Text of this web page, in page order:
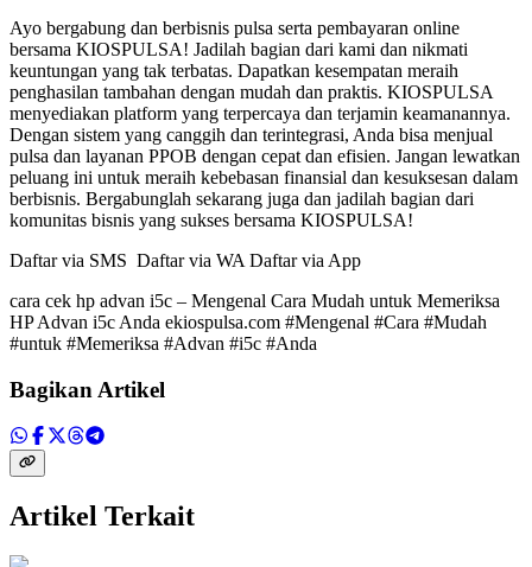
Ayo bergabung dan berbisnis pulsa serta pembayaran online
bersama KIOSPULSA! Jadilah bagian dari kami dan nikmati
keuntungan yang tak terbatas. Dapatkan kesempatan meraih
penghasilan tambahan dengan mudah dan praktis. KIOSPULSA
menyediakan platform yang terpercaya dan terjamin keamanannya.
Dengan sistem yang canggih dan terintegrasi, Anda bisa menjual
pulsa dan layanan PPOB dengan cepat dan efisien. Jangan lewatkan
peluang ini untuk meraih kebebasan finansial dan kesuksesan dalam
berbisnis. Bergabunglah sekarang juga dan jadilah bagian dari
komunitas bisnis yang sukses bersama KIOSPULSA!
Daftar via SMS Daftar via WA Daftar via App
cara cek hp advan i5c – Mengenal Cara Mudah untuk Memeriksa
HP Advan i5c Anda ekiospulsa.com #Mengenal #Cara #Mudah
#untuk #Memeriksa #Advan #i5c #Anda
Bagikan Artikel
Artikel Terkait